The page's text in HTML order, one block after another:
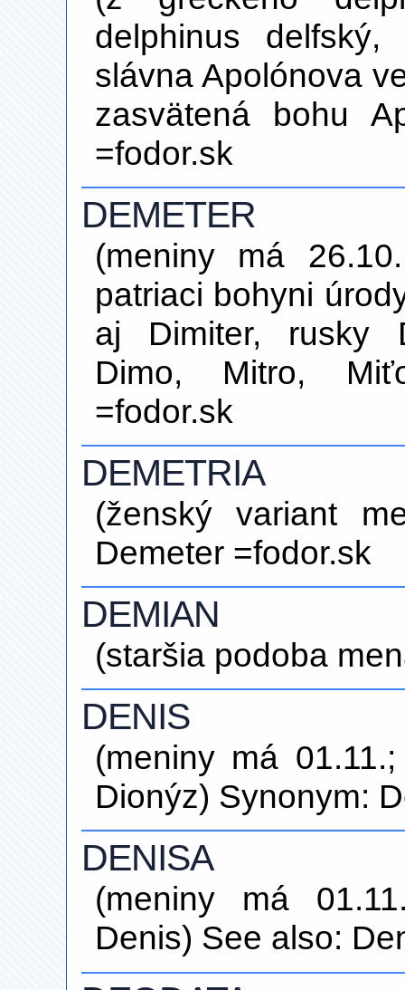
delphinus
slávna Apolónova
zasvätená bohu
=fodor.sk
DEMETER
(meniny má
patriaci bohyni
aj Dimiter, rusky
Dimo, Mitro,
=fodor.sk
DEMETRIA
(ženský variant
Demeter =fodor.sk
DEMIAN
(staršia podoba
DENIS
(meniny má
Dionýz) Synonym:
DENISA
(meniny má
Denis) See also: